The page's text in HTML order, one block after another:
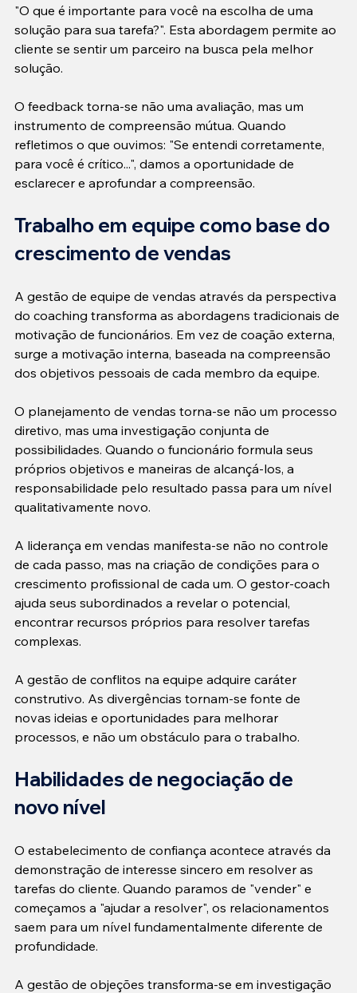
"O que é importante para você na escolha de uma
solução para sua tarefa?". Esta abordagem permite ao
cliente se sentir um parceiro na busca pela melhor
solução.
O feedback torna-se não uma avaliação, mas um
instrumento de compreensão mútua. Quando
refletimos o que ouvimos: "Se entendi corretamente,
para você é crítico...", damos a oportunidade de
esclarecer e aprofundar a compreensão.
Trabalho em equipe como base do
crescimento de vendas
A gestão de equipe de vendas através da perspectiva
do coaching transforma as abordagens tradicionais de
motivação de funcionários. Em vez de coação externa,
surge a motivação interna, baseada na compreensão
dos objetivos pessoais de cada membro da equipe.
O planejamento de vendas torna-se não um processo
diretivo, mas uma investigação conjunta de
possibilidades. Quando o funcionário formula seus
próprios objetivos e maneiras de alcançá-los, a
responsabilidade pelo resultado passa para um nível
qualitativamente novo.
A liderança em vendas manifesta-se não no controle
de cada passo, mas na criação de condições para o
crescimento profissional de cada um. O gestor-coach
ajuda seus subordinados a revelar o potencial,
encontrar recursos próprios para resolver tarefas
complexas.
A gestão de conflitos na equipe adquire caráter
construtivo. As divergências tornam-se fonte de
novas ideias e oportunidades para melhorar
processos, e não um obstáculo para o trabalho.
Habilidades de negociação de
novo nível
O estabelecimento de confiança acontece através da
demonstração de interesse sincero em resolver as
tarefas do cliente. Quando paramos de "vender" e
começamos a "ajudar a resolver", os relacionamentos
saem para um nível fundamentalmente diferente de
profundidade.
A gestão de objeções transforma-se em investigação